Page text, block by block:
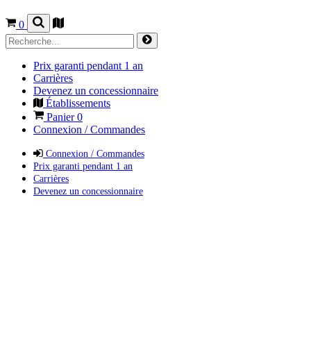
0
Prix garanti pendant 1 an
Carrières
Devenez un concessionnaire
Établissements
Panier0
Connexion / Commandes
Connexion / Commandes
Prix garanti pendant 1 an
Carrières
Devenez un concessionnaire